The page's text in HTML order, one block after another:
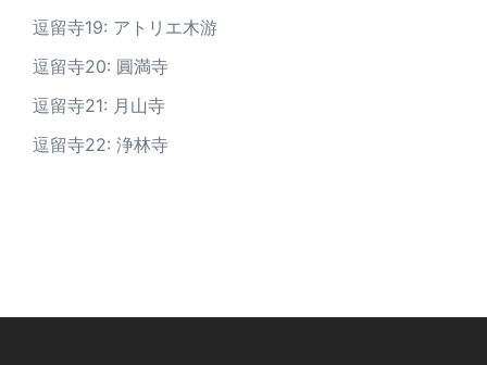
逗留寺19: アトリエ木游
逗留寺20: 圓満寺
逗留寺21: 月山寺
逗留寺22: 浄林寺